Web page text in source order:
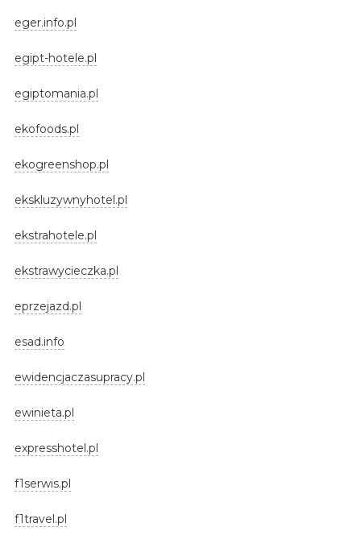
eger.info.pl
egipt-hotele.pl
egiptomania.pl
ekofoods.pl
ekogreenshop.pl
ekskluzywnyhotel.pl
ekstrahotele.pl
ekstrawycieczka.pl
eprzejazd.pl
esad.info
ewidencjaczasupracy.pl
ewinieta.pl
expresshotel.pl
f1serwis.pl
f1travel.pl